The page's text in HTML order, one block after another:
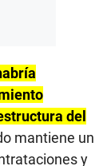
del
mantiene un
y